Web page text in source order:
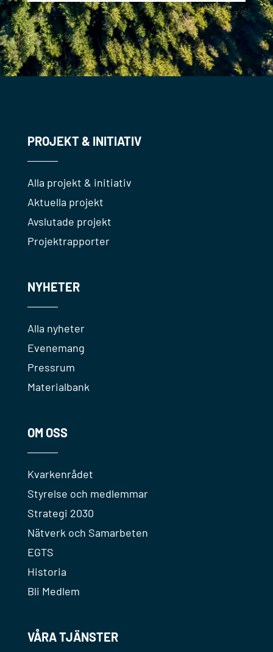
PROJEKT & INITIATIV
Alla projekt & initiativ
Aktuella projekt
Avslutade projekt
Projektrapporter
NYHETER
Alla nyheter
Evenemang
Pressrum
Materialbank
OM OSS
Kvarkenrådet
Styrelse och medlemmar
Strategi 2030
Nätverk och Samarbeten
EGTS
Historia
Bli Medlem
VÅRA TJÄNSTER